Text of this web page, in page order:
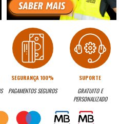
SEGURANÇA 100%
PAGAMENTOS SEGUROS
SUPORTE
GRATUITO E
PERSONALIZADO